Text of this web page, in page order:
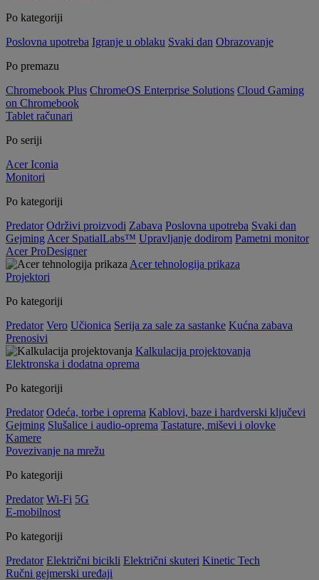
Po kategoriji
Poslovna upotreba Igranje u oblaku Svaki dan Obrazovanje
Po premazu
Chromebook Plus ChromeOS Enterprise Solutions Cloud Gaming
on Chromebook
Tablet računari
Po seriji
Acer Iconia
Monitori
Po kategoriji
Predator Održivi proizvodi Zabava Poslovna upotreba Svaki dan
Gejming Acer SpatialLabs™ Upravljanje dodirom Pametni monitor
Acer ProDesigner
Acer tehnologija prikaza
Projektori
Po kategoriji
Predator Vero Učionica Serija za sale za sastanke Kućna zabava
Prenosivi
Kalkulacija projektovanja
Elektronska i dodatna oprema
Po kategoriji
Predator Odeća, torbe i oprema Kablovi, baze i hardverski ključevi
Gejming Slušalice i audio-oprema Tastature, miševi i olovke
Kamere
Povezivanje na mrežu
Po kategoriji
Predator Wi-Fi 5G
E-mobilnost
Po kategoriji
Predator Električni bicikli Električni skuteri Kinetic Tech
Ručni gejmerski uređaji